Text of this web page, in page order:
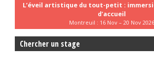
L’éveil artistique du tout-petit :
d’accueil
Montreuil : 16 Nov – 20 Nov 2026
Chercher un stage